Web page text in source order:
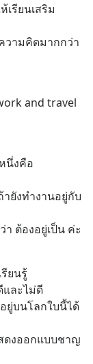
รียนเสริม
วามคิดมากกว่า
and travel
นึ่งคือ
ายังทำงานอยู่กับ
า ต้องอยู่เป็น ค่ะ
ยนรู้
และไม่ดี
ยู่บนโลกใบนี้ได้
ดงออกแบบชาญ